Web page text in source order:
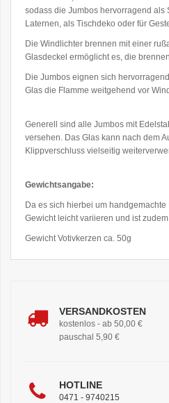
sodass die Jumbos hervorragend als
Laternen, als Tischdeko oder für
Die Windlichter brennen mit einer
Glasdeckel ermöglicht es, die
Die Jumbos eignen sich
Glas die Flamme weitgehend vor
Generell sind alle Jumbos mit
versehen. Das Glas kann nach dem
Klippverschluss vielseitig
Gewichtsangabe:
Da es sich hierbei um
Gewicht leicht variieren und ist
Gewicht Votivkerzen ca. 50g
VERSANDKOSTEN
kostenlos - ab 50,00 €
pauschal 5,90 €
HOTLINE
0471 - 9740215